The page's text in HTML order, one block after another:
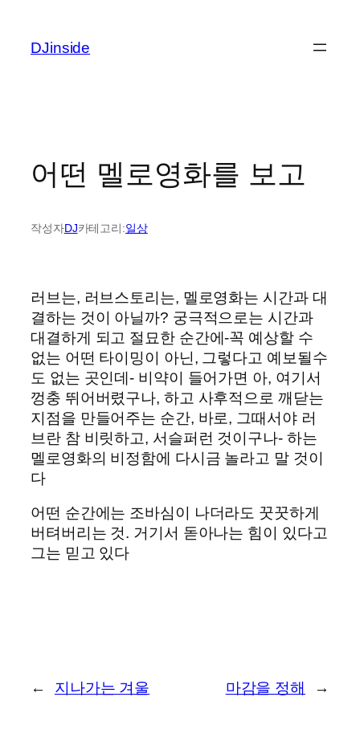
DJinside
어떤 멜로영화를 보고
작성자DJ카테고리:일상
러브는, 러브스토리는, 멜로영화는 시간과 대
결하는 것이 아닐까? 궁극적으로는 시간과
대결하게 되고 절묘한 순간에-꼭 예상할 수
없는 어떤 타이밍이 아닌, 그렇다고 예보될수
도 없는 곳인데- 비약이 들어가면 아, 여기서
껑충 뛰어버렸구나, 하고 사후적으로 깨닫는
지점을 만들어주는 순간, 바로, 그때서야 러
브란 참 비릿하고, 서슬퍼런 것이구나- 하는
멜로영화의 비정함에 다시금 놀라고 말 것이
다
어떤 순간에는 조바심이 나더라도 꿋꿋하게
버텨버리는 것. 거기서 돋아나는 힘이 있다고
그는 믿고 있다
← 지나가는 겨울 마감을 정해 →